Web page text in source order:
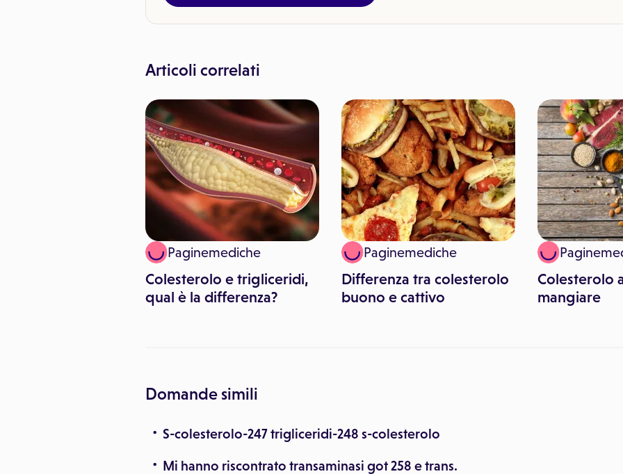
Articoli correlati
Paginemediche
Colesterolo e trigliceridi,
qual è la differenza?
Paginemediche
Differenza tra colesterolo
buono e cattivo
Colesterolo
mangiare
Domande simili
S-colesterolo-247 trigliceridi-248 s-colesterolo
Mi hanno riscontrato transaminasi got 258 e trans.